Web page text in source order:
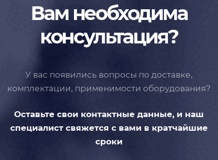
Вам необходима
консультация?
У вас появились вопросы по доставке,
комплектации, применимости оборудования?
Оставьте свои контактные данные, и наш
специалист свяжется с вами в кратчайшие
сроки